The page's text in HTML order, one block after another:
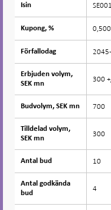
Isin
Kupong, %
Förfallodag
Erbjuden volym,
SEK mn
Budvolym, SEK mn
Tilldelad volym,
SEK mn
Antal bud
Antal godkända
bud
Isin
Kupong, % 0,500
Förfallodag
Erbjuden volym,
SEK mn
300
Budvolym, SEK mn 700
Tilldelad volym,
SEK mn
300
Antal bud 10
Antal godkända
bud
4